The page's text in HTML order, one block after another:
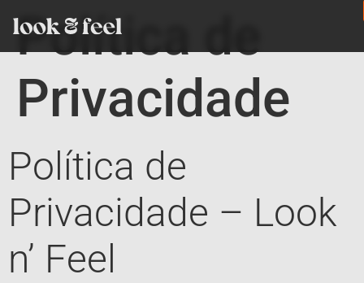
Política de
Privacidade
Política de
Privacidade – Look
n’ Feel